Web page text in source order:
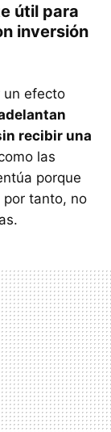
útil para
inversión
un efecto
recibir una
las
porque
por tanto, no